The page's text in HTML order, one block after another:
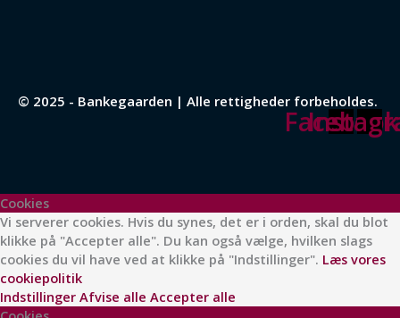
© 2025 - Bankegaarden | Alle rettigheder forbeholdes.
Facebook
Cookies
Vi serverer cookies. Hvis du synes, det er i orden, skal du blot
klikke på "Accepter alle". Du kan også vælge, hvilken slags
cookies du vil have ved at klikke på "Indstillinger". Læs vores
cookiepolitik
Indstillinger Afvise alle Accepter alle